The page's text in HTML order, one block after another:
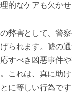
的なケアも欠かせ
弊害として、警
られます。嘘の
すべき凶悪事件
これは、真に助
に等しい行為です